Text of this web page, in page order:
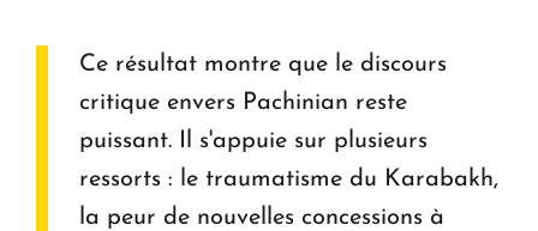
Ce résultat montre que le discours
critique envers Pachinian reste
puissant. Il s'appuie sur plusieurs
ressorts : le traumatisme du Karabakh,
la peur de nouvelles concessions à